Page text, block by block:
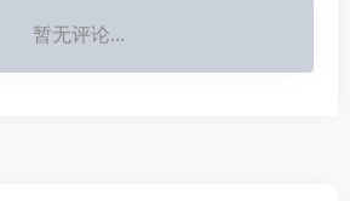
暂无评论...